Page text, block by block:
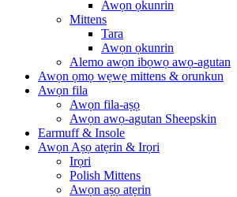
Awọn ọkunrin
Mittens
Tara
Awọn ọkunrin
Alemo awọn ibọwọ awọ-agutan
Awọn ọmọ wẹwẹ mittens & orunkun
Awọn fila
Awọn fila-aṣọ
Awọn awọ-agutan Sheepskin
Earmuff & Insole
Awọn Aṣọ atẹrin & Irọri
Irọri
Polish Mittens
Awọn aṣọ atẹrin